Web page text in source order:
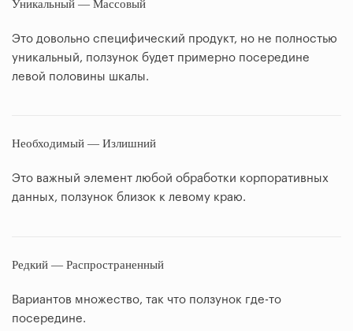
Уникальный — Массовый
Это довольно специфический продукт, но не полностью
уникальный, ползунок будет примерно посередине
левой половины шкалы.
Необходимый — Излишний
Это важный элемент любой обработки корпоративных
данных, ползунок близок к левому краю.
Редкий — Распространенный
Вариантов множество, так что ползунок где-то
посередине.